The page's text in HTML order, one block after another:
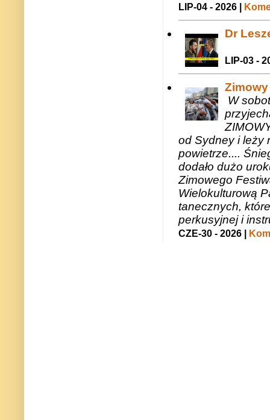
LIP-04 - 2026 |
Dr
LIP-03 -
W
od Sydney i leży
powietrze....
dodało dużo
Zimowego
Wielokulturową
tanecznych,
perkusyjnej i
CZE-30 - 2026 |